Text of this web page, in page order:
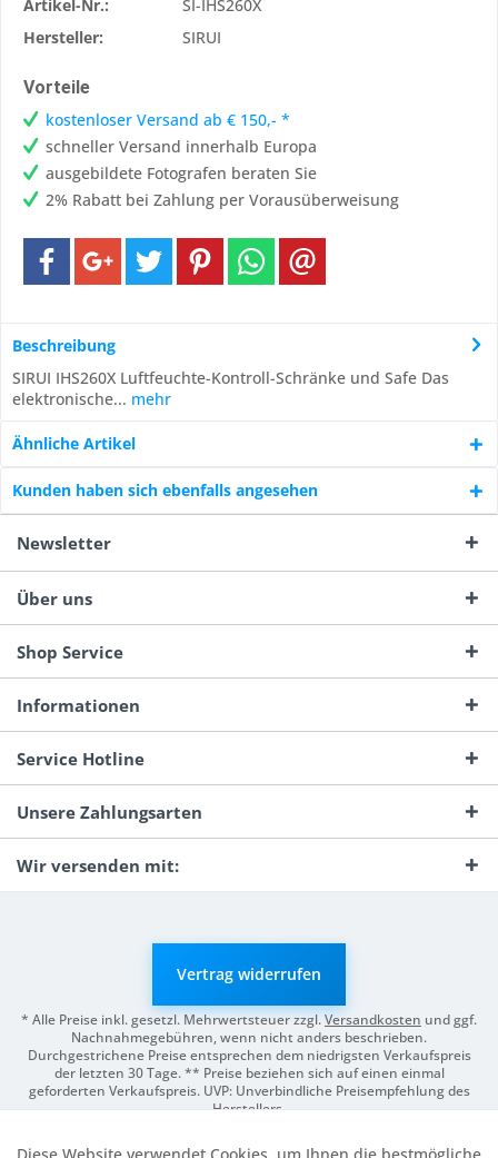
Artikel-Nr.:
SI-IHS260X
Hersteller:
SIRUI
Vorteile
kostenloser Versand ab € 150,- *
schneller Versand innerhalb Europa
ausgebildete Fotografen beraten Sie
2% Rabatt bei Zahlung per Vorausüberweisung
Beschreibung
SIRUI IHS260X Luftfeuchte-Kontroll-Schränke und Safe Das
elektronische... mehr
Ähnliche Artikel
Kunden haben sich ebenfalls angesehen
Newsletter
Über uns
Shop Service
Informationen
Service Hotline
Unsere Zahlungsarten
Wir versenden mit:
Vertrag widerrufen
* Alle Preise inkl. gesetzl. Mehrwertsteuer zzgl.Versandkosten und ggf.
Nachnahmegebühren, wenn nicht anders beschrieben.
Durchgestrichene Preise entsprechen dem niedrigsten Verkaufspreis
der letzten 30 Tage. ** Preise beziehen sich auf einen einmal
geforderten Verkaufspreis. UVP: Unverbindliche Preisempfehlung des
Herstellers.